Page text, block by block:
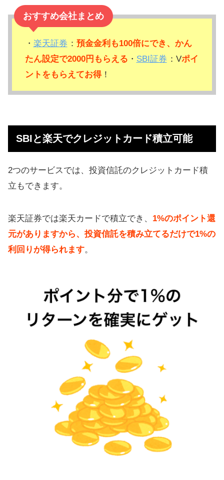
おすすめ会社まとめ
・ 楽天証券 ： 預金金利も100倍にでき、かん
たん設定で2000円もらえる ・ SBI証券 ：Vポイ
ントをもらえてお得！
SBIと楽天でクレジットカード積立可能
2つのサービスでは、投資信託のクレジットカード積
立もできます。
楽天証券では楽天カードで積立でき、 1%のポイント還
元がありますから、投資信託を積み立てるだけで1%の
利回りが得られます。